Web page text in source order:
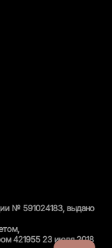
№ 591024183, выдано
421955 23 июля 2018